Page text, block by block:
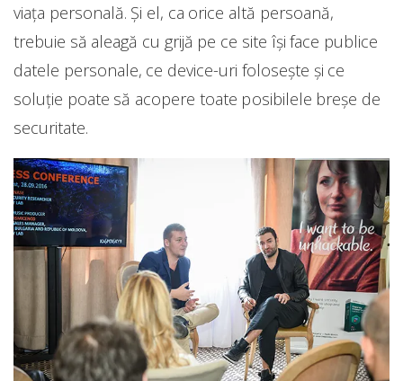
viața personală. Și el, ca orice altă persoană,
trebuie să aleagă cu grijă pe ce site își face publice
datele personale, ce device-uri folosește și ce
soluție poate să acopere toate posibilele breșe de
securitate.